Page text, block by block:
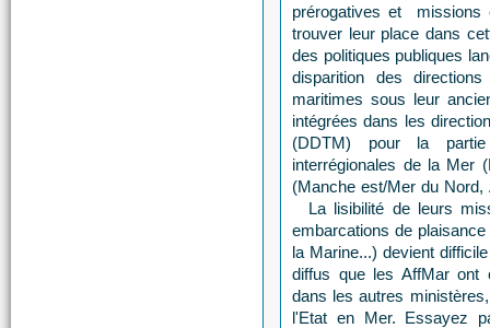
prérogatives et missions
trouver leur place dans
des politiques publiques
disparition des
maritimes sous leur
intégrées dans les
(DDTM) pour la
interrégionales de la Mer
(Manche est/Mer du Nord,
La lisibilité de leurs
embarcations de
la Marine...) devient
diffus que les AffMar ont
dans les autres
l'Etat en Mer. Essayez